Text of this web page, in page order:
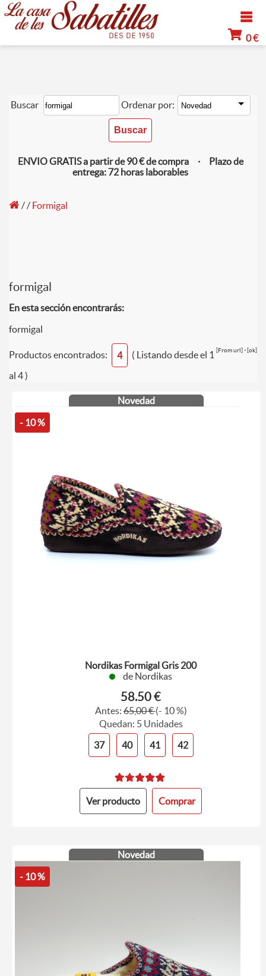
0 €
Buscar Ordenar por:
ENVIO GRATIS a partir de 90 € de compra · Plazo de
entrega: 72 horas laborables
// Formigal
formigal
En esta sección encontrarás:
formigal
[From url] - [ok]
Productos encontrados: 4
( Listando desde el 1
al 4 )
Novedad
- 10 %
Nordikas Formigal Gris 200
de Nordikas
58.50 €
Antes:65,00 €(- 10 %)
Quedan: 5 Unidades
37
40 41 42
Ver producto Comprar
Novedad
- 10 %